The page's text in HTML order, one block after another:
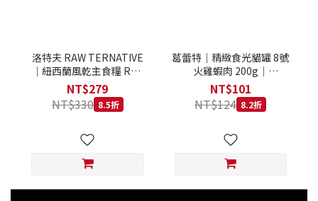
洛特夫 RAW TERNATIVE
｜紐西蘭風乾主食糧 RT3
羊肉 142g｜風乾主食糧 羊
肉 全齡犬 狗飼料
NT$279
NT$330 8.5折
葛蕾特｜精緻食光貓罐 8號
火雞蝦肉 200g｜
GranataPet 200克 主食罐
無穀罐 無膠罐 主食貓罐 德
罐
NT$101
NT$124 8.2折